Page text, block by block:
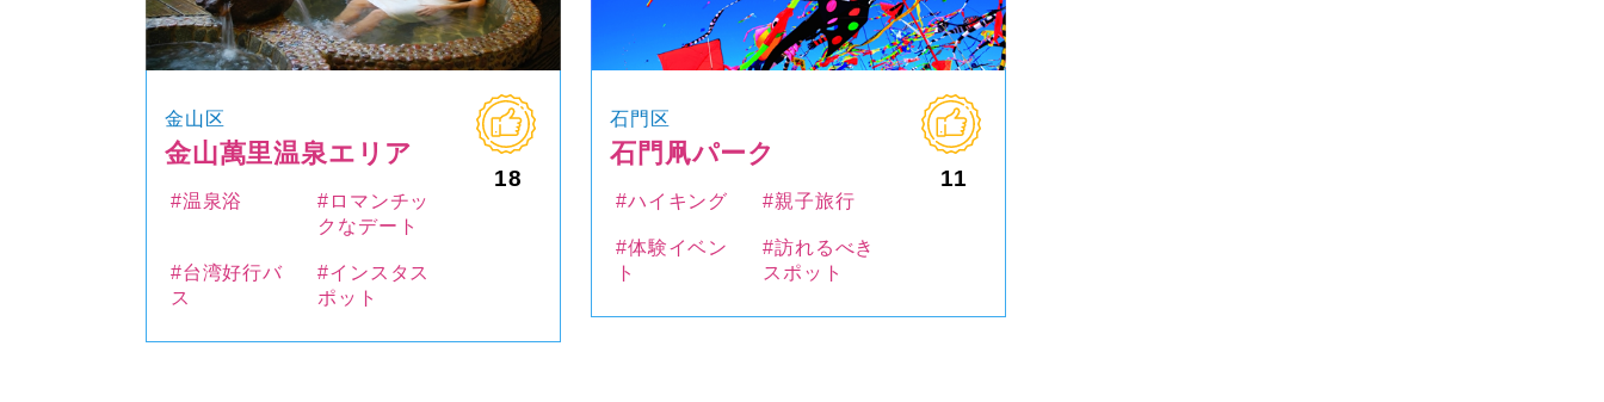
金山区
金山萬里温泉エリア
18
#温泉浴
#ロマンチッ
クなデート
#台湾好行バ
ス
#インスタス
ポット
石門区
石門凧パーク
11
#ハイキング #親子旅行
#体験イベン
ト
#訪れるべき
スポット